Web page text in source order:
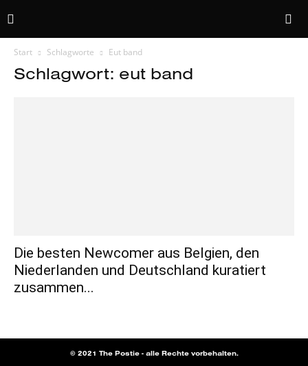
Start Schlagworte Eut band
Schlagwort: eut band
Die besten Newcomer aus Belgien, den
Niederlanden und Deutschland kuratiert
zusammen...
© 2021 The Postie - alle Rechte vorbehalten.